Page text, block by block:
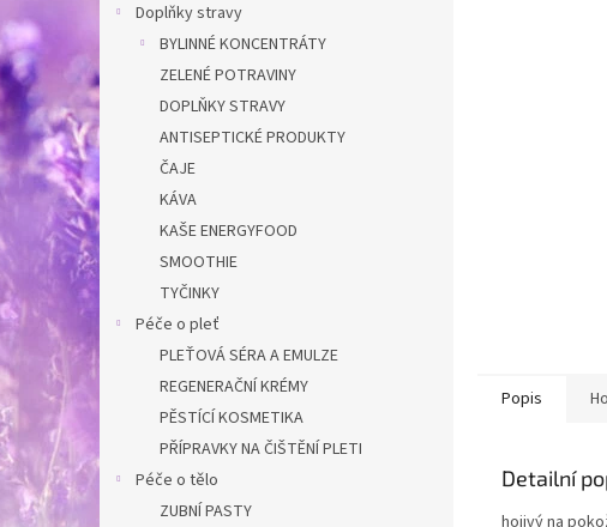
p
a
n
e
l
Doplňky stravy
BYLINNÉ KONCENTRÁTY
ZELENÉ POTRAVINY
DOPLŇKY STRAVY
ANTISEPTICKÉ PRODUKTY
ČAJE
KÁVA
KAŠE ENERGYFOOD
SMOOTHIE
TYČINKY
Péče o pleť
PLEŤOVÁ SÉRA A EMULZE
REGENERAČNÍ KRÉMY
PĚSTÍCÍ KOSMETIKA
PŘÍPRAVKY NA ČIŠTĚNÍ PLETI
Péče o tělo
ZUBNÍ PASTY
Popis
Detailní